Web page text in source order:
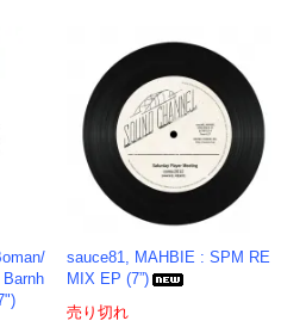
sauce81, MAHBIE : SPM RE
MIX EP (7”)
売り切れ